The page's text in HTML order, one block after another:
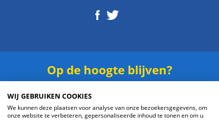
Op de hoogte blijven?
WIJ GEBRUIKEN COOKIES
We kunnen deze plaatsen voor analyse van onze bezoekersgegevens, om
onze website te verbeteren, gepersonaliseerde inhoud te tonen en om u